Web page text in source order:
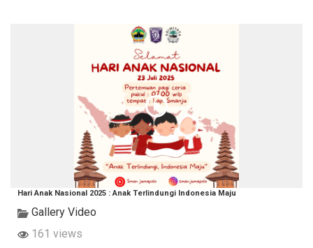
Hari Anak Nasional 2025 : Anak Terlindungi Indonesia Maju
Gallery Video
161 views